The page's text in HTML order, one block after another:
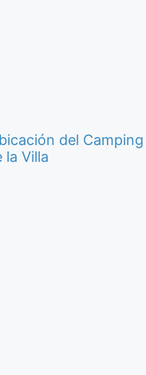
del Camping
la Villa